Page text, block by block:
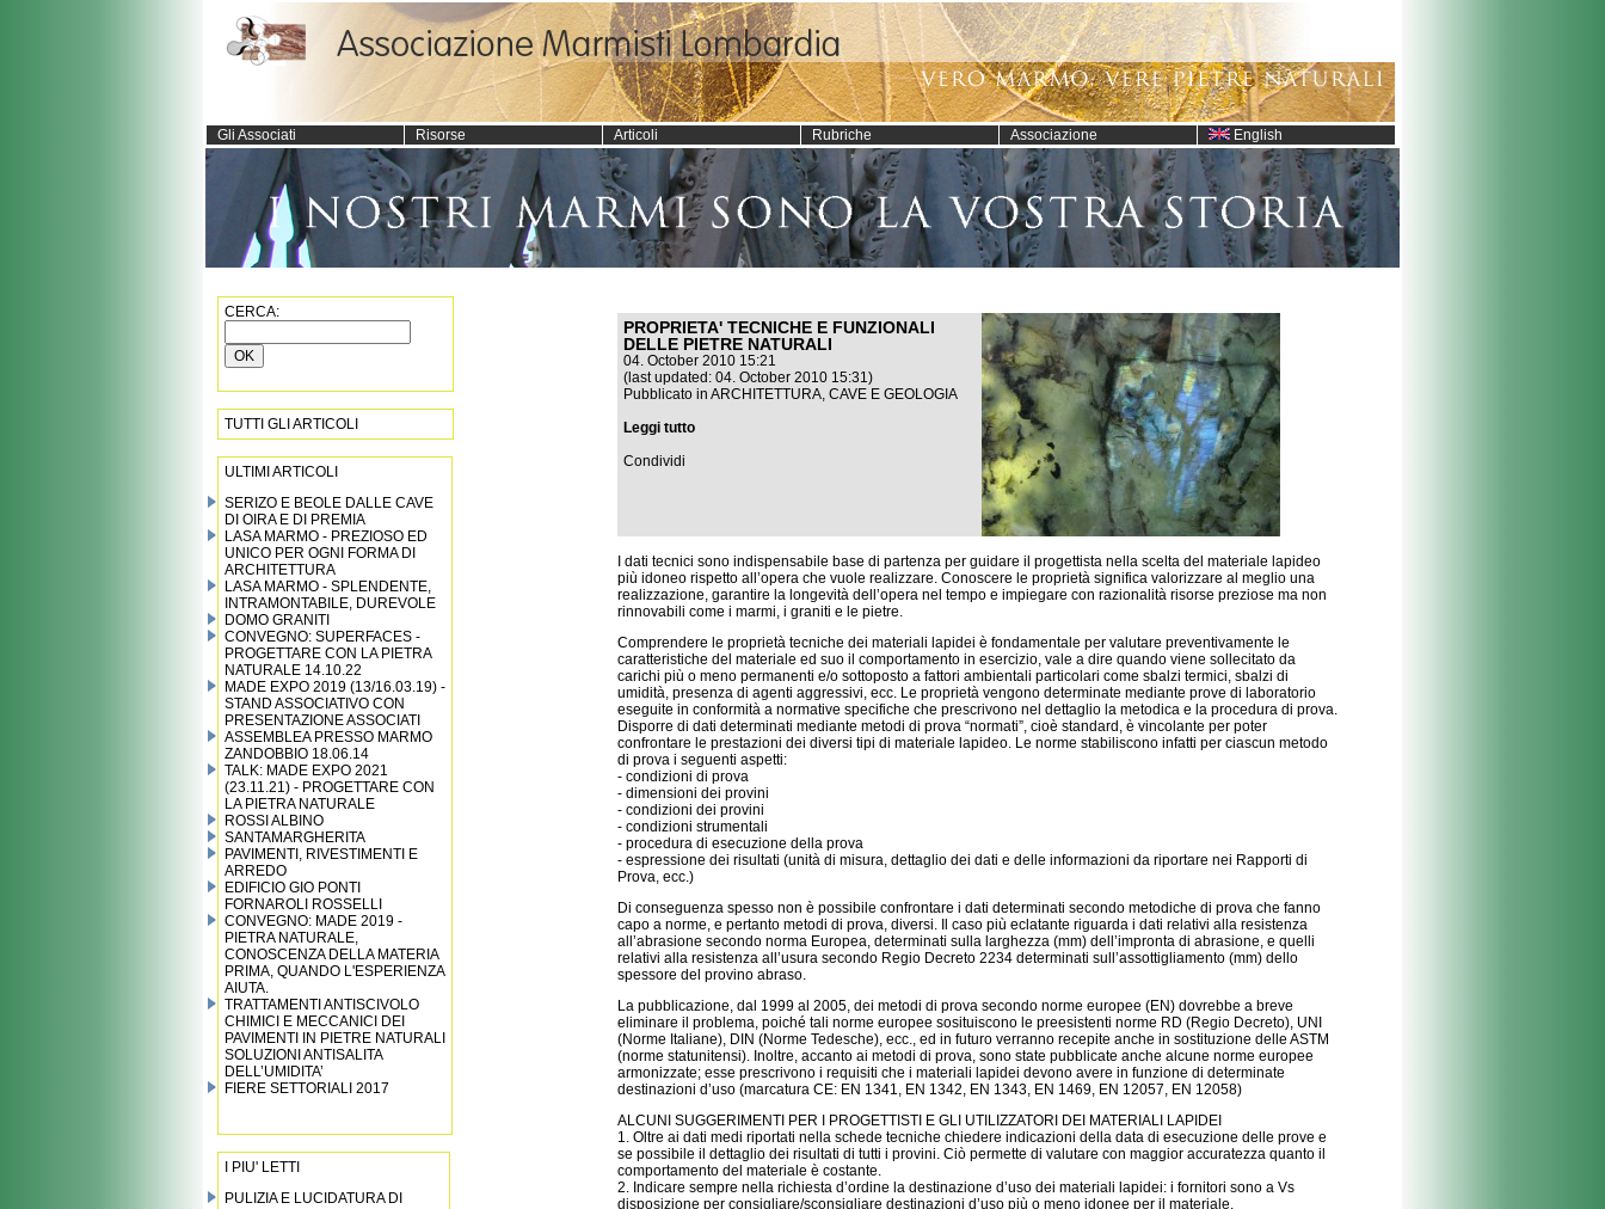
Gli Associati Risorse Articoli Rubriche Associazione English
CERCA:
TUTTI GLI ARTICOLI
ULTIMI ARTICOLI
SERIZO E BEOLE DALLE CAVE
DI OIRA E DI PREMIA
LASA MARMO - PREZIOSO ED
UNICO PER OGNI FORMA DI
ARCHITETTURA
LASA MARMO - SPLENDENTE,
INTRAMONTABILE, DUREVOLE
DOMO GRANITI
CONVEGNO: SUPERFACES -
PROGETTARE CON LA PIETRA
NATURALE 14.10.22
MADE EXPO 2019 (13/16.03.19) -
STAND ASSOCIATIVO CON
PRESENTAZIONE ASSOCIATI
ASSEMBLEA PRESSO MARMO
ZANDOBBIO 18.06.14
TALK: MADE EXPO 2021
(23.11.21) - PROGETTARE CON
LA PIETRA NATURALE
ROSSI ALBINO
SANTAMARGHERITA
PAVIMENTI, RIVESTIMENTI E
ARREDO
EDIFICIO GIO PONTI
FORNAROLI ROSSELLI
CONVEGNO: MADE 2019 -
PIETRA NATURALE,
CONOSCENZA DELLA MATERIA
PRIMA, QUANDO L'ESPERIENZA
AIUTA.
TRATTAMENTI ANTISCIVOLO
CHIMICI E MECCANICI DEI
PAVIMENTI IN PIETRE NATURALI
SOLUZIONI ANTISALITA
DELL’UMIDITA’
FIERE SETTORIALI 2017
I PIU' LETTI
PULIZIA E LUCIDATURA DI
PROPRIETA' TECNICHE E FUNZIONALI
DELLE PIETRE NATURALI
04. October 2010 15:21
(last updated: 04. October 2010 15:31)
Pubblicato in ARCHITETTURA, CAVE E GEOLOGIA
Leggi tutto
Condividi
I dati tecnici sono indispensabile base di partenza per guidare il progettista nella scelta del materiale lapideo
più idoneo rispetto all’opera che vuole realizzare. Conoscere le proprietà significa valorizzare al meglio una
realizzazione, garantire la longevità dell’opera nel tempo e impiegare con razionalità risorse preziose ma non
rinnovabili come i marmi, i graniti e le pietre.
Comprendere le proprietà tecniche dei materiali lapidei è fondamentale per valutare preventivamente le
caratteristiche del materiale ed suo il comportamento in esercizio, vale a dire quando viene sollecitato da
carichi più o meno permanenti e/o sottoposto a fattori ambientali particolari come sbalzi termici, sbalzi di
umidità, presenza di agenti aggressivi, ecc. Le proprietà vengono determinate mediante prove di laboratorio
eseguite in conformità a normative specifiche che prescrivono nel dettaglio la metodica e la procedura di prova.
Disporre di dati determinati mediante metodi di prova “normati”, cioè standard, è vincolante per poter
confrontare le prestazioni dei diversi tipi di materiale lapideo. Le norme stabiliscono infatti per ciascun metodo
di prova i seguenti aspetti:
- condizioni di prova
- dimensioni dei provini
- condizioni dei provini
- condizioni strumentali
- procedura di esecuzione della prova
- espressione dei risultati (unità di misura, dettaglio dei dati e delle informazioni da riportare nei Rapporti di
Prova, ecc.)
Di conseguenza spesso non è possibile confrontare i dati determinati secondo metodiche di prova che fanno
capo a norme, e pertanto metodi di prova, diversi. Il caso più eclatante riguarda i dati relativi alla resistenza
all’abrasione secondo norma Europea, determinati sulla larghezza (mm) dell’impronta di abrasione, e quelli
relativi alla resistenza all’usura secondo Regio Decreto 2234 determinati sull’assottigliamento (mm) dello
spessore del provino abraso.
La pubblicazione, dal 1999 al 2005, dei metodi di prova secondo norme europee (EN) dovrebbe a breve
eliminare il problema, poiché tali norme europee sosituiscono le preesistenti norme RD (Regio Decreto), UNI
(Norme Italiane), DIN (Norme Tedesche), ecc., ed in futuro verranno recepite anche in sostituzione delle ASTM
(norme statunitensi). Inoltre, accanto ai metodi di prova, sono state pubblicate anche alcune norme europee
armonizzate; esse prescrivono i requisiti che i materiali lapidei devono avere in funzione di determinate
destinazioni d’uso (marcatura CE: EN 1341, EN 1342, EN 1343, EN 1469, EN 12057, EN 12058)
ALCUNI SUGGERIMENTI PER I PROGETTISTI E GLI UTILIZZATORI DEI MATERIALI LAPIDEI
1. Oltre ai dati medi riportati nella schede tecniche chiedere indicazioni della data di esecuzione delle prove e
se possibile il dettaglio dei risultati di tutti i provini. Ciò permette di valutare con maggior accuratezza quanto il
comportamento del materiale è costante.
2. Indicare sempre nella richiesta d’ordine la destinazione d’uso dei materiali lapidei: i fornitori sono a Vs
disposizione per consigliare/sconsigliare destinazioni d’uso più o meno idonee per il materiale.